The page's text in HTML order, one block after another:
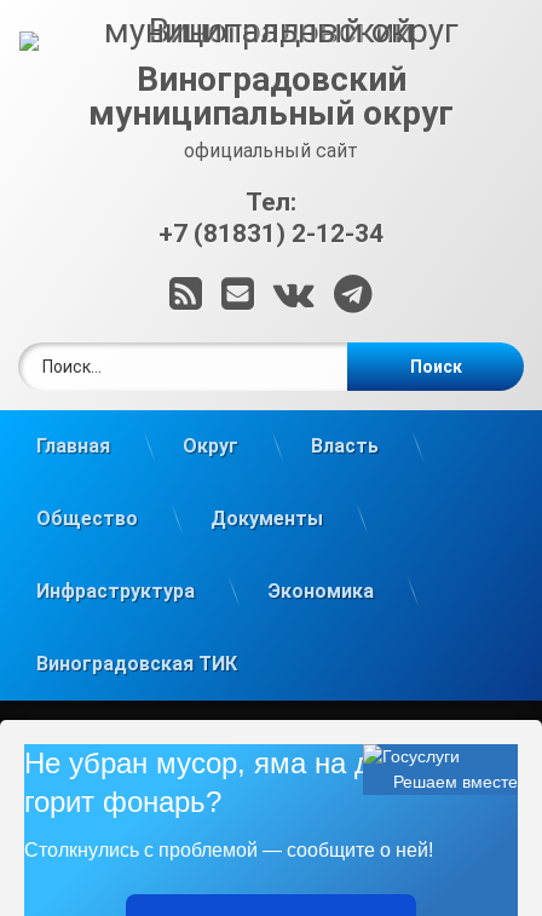
Виноградовский
муниципальный округ
официальный сайт
Тел:
+7 (81831) 2-12-34
RSSE-mailВКонтакте
Telegram
Главная Округ Власть
Общество Документы
Инфраструктура Экономика
Виноградовская ТИК
Решаем вместе
Не убран мусор, яма на дороге, не
горит фонарь?
Столкнулись с проблемой — сообщите о ней!